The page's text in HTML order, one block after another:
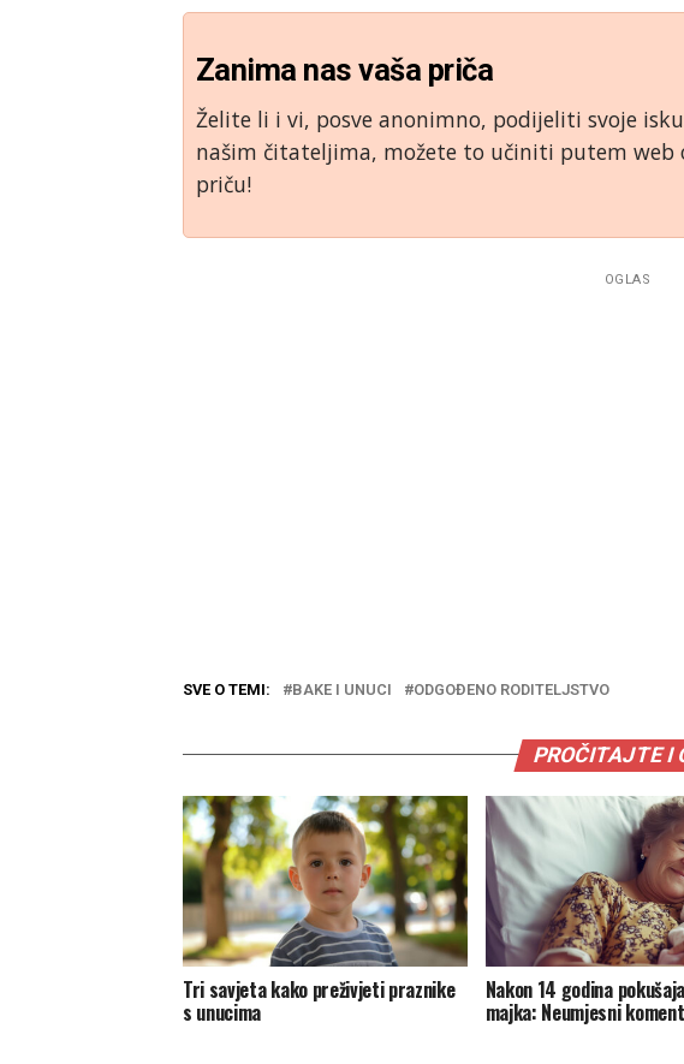
Zanima nas vaša priča
Želite li i vi, posve anonimno, podijeliti svoje
našim čitateljima, možete to učiniti putem web
priču!
OGLAS
SVE O TEMI: BAKE I UNUCI ODGOĐENO RODITELJSTVO
PROČITAJTE I
Tri savjeta kako preživjeti praznike
s unucima
Nakon 14 godina
majka: Neumjesni